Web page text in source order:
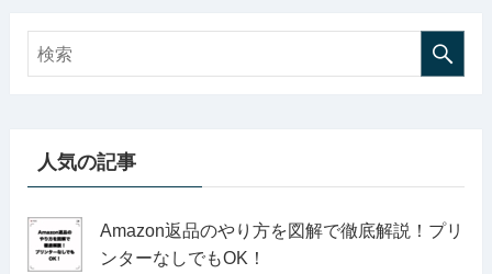
人気の記事
Amazon返品のやり方を図解で徹底解説！プリ
ンターなしでもOK！